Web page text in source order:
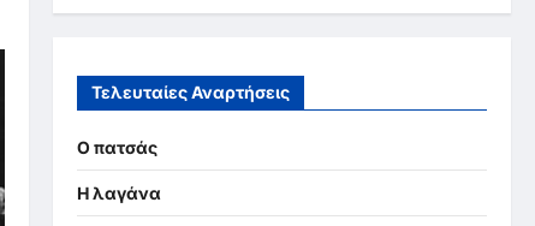
Τελευταίες Αναρτήσεις
Ο πατσάς
Η λαγάνα